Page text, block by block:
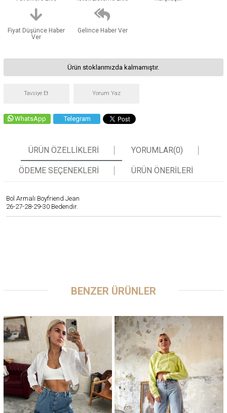
Fiyat Düşünce Haber
Ver
Gelince Haber Ver
Ürün stoklarımızda kalmamıştır.
Tavsiye Et Yorum Yaz
WhatsApp Telegram
ÜRÜN ÖZELLIKLERI YORUMLAR(0)
ÖDEME SEÇENEKLERI ÜRÜN ÖNERILERI
Bol Armalı Boyfriend Jean
26-27-28-29-30 Bedendir.
BENZER ÜRÜNLER